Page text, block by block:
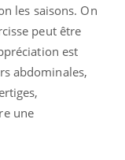
les saisons. On
peut être
est
abdominales,
une